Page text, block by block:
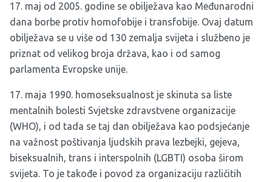
17. maj od 2005. godine se obilježava kao Međunarodni
dana borbe protiv homofobije i transfobije. Ovaj datum
obilježava se u više od 130 zemalja svijeta i službeno je
priznat od velikog broja država, kao i od samog
parlamenta Evropske unije.
17. maja 1990. homoseksualnost je skinuta sa liste
mentalnih bolesti Svjetske zdravstvene organizacije
(WHO), i od tada se taj dan obilježava kao podsjećanje
na važnost poštivanja ljudskih prava lezbejki, gejeva,
biseksualnih, trans i interspolnih (LGBTI) osoba širom
svijeta. To je takođe i povod za organizaciju različitih